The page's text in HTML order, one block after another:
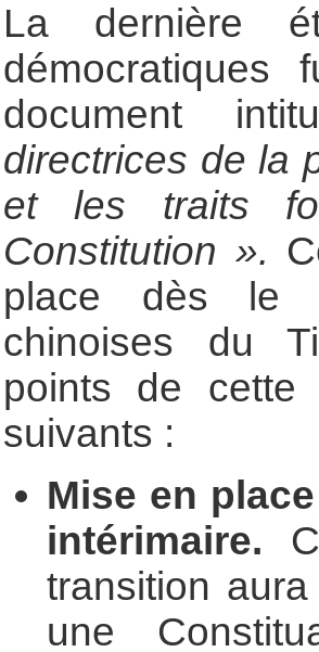
La dernière
démocratiques
document
directrices de la
et les traits
Constitution ».
place dès le
chinoises du
points de cette
suivants :
Mise en
intérimaire.
transition
une